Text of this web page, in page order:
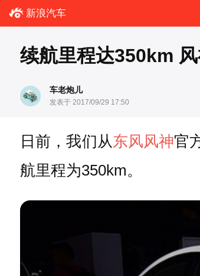
新浪汽车
续航里程达350km
车老炮儿
发表于 2017/09/29 17:50
日前，我们从东风风神官
航里程为350km。